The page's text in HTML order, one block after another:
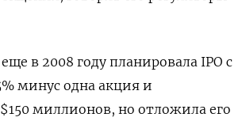
в 2008 году планировала IPO c
минус одна акция и
миллионов, но отложила его